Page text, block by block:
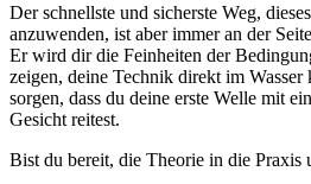
Der schnellste und sicherste Weg,
anzuwenden, ist aber immer an der
Er wird dir die Feinheiten der
zeigen, deine Technik direkt im
sorgen, dass du deine erste Welle mit
Gesicht reitest.
Bist du bereit, die Theorie in die Praxis